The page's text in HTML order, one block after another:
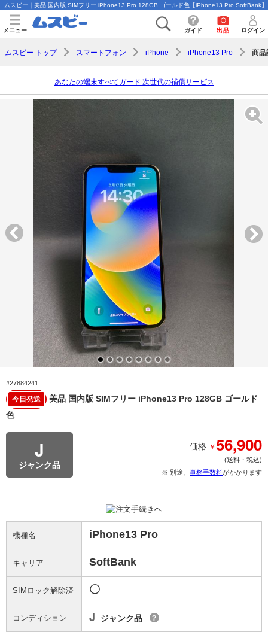
ムスビー｜美品 国内版 SIMフリー iPhone13 Pro 128GB ゴールド色【iPhone13 Pro SoftBank
メニュー ガイド 出品 ログイン
ムスビー トップ スマートフォン iPhone iPhone13 Pro 商品
あなたの端末すべてガード 次世代の補償サービス
#27884241
今日発送
美品 国内版 SIMフリー iPhone13 Pro 128GB ゴールド
色
J
ジャンク品
価格 ￥56,900
(送料・税込)
※ 別途、 事務手数料がかかります
機種名 iPhone13 Pro
キャリア SoftBank
SIMロック解除済 〇
コンディション J ジャンク品 ?